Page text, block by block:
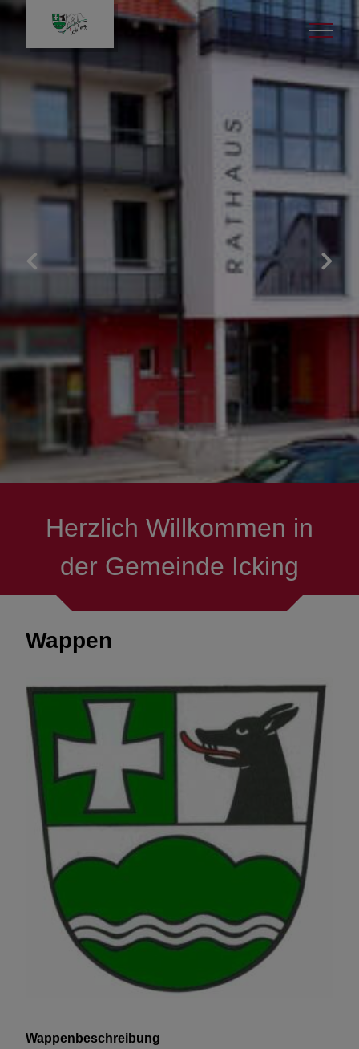
Gemeinde & Rathaus
Digitales Amtsblatt
Stellenangebote
Aktuelle Ausschreibungen
Gemeindeverwaltung
Öffnungszeiten & Termine
Rund um die Uhr in´s
Herzlich Willkommen in
der Gemeinde Icking
Wappen
Wappenbeschreibung